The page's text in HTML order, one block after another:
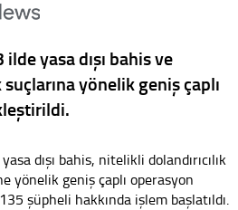
yasa dışı bahis ve
suçlarına yönelik geniş çaplı
dışı bahis, nitelikli dolandırıcılık
yönelik geniş çaplı operasyon
şüpheli hakkında işlem başlatıldı.